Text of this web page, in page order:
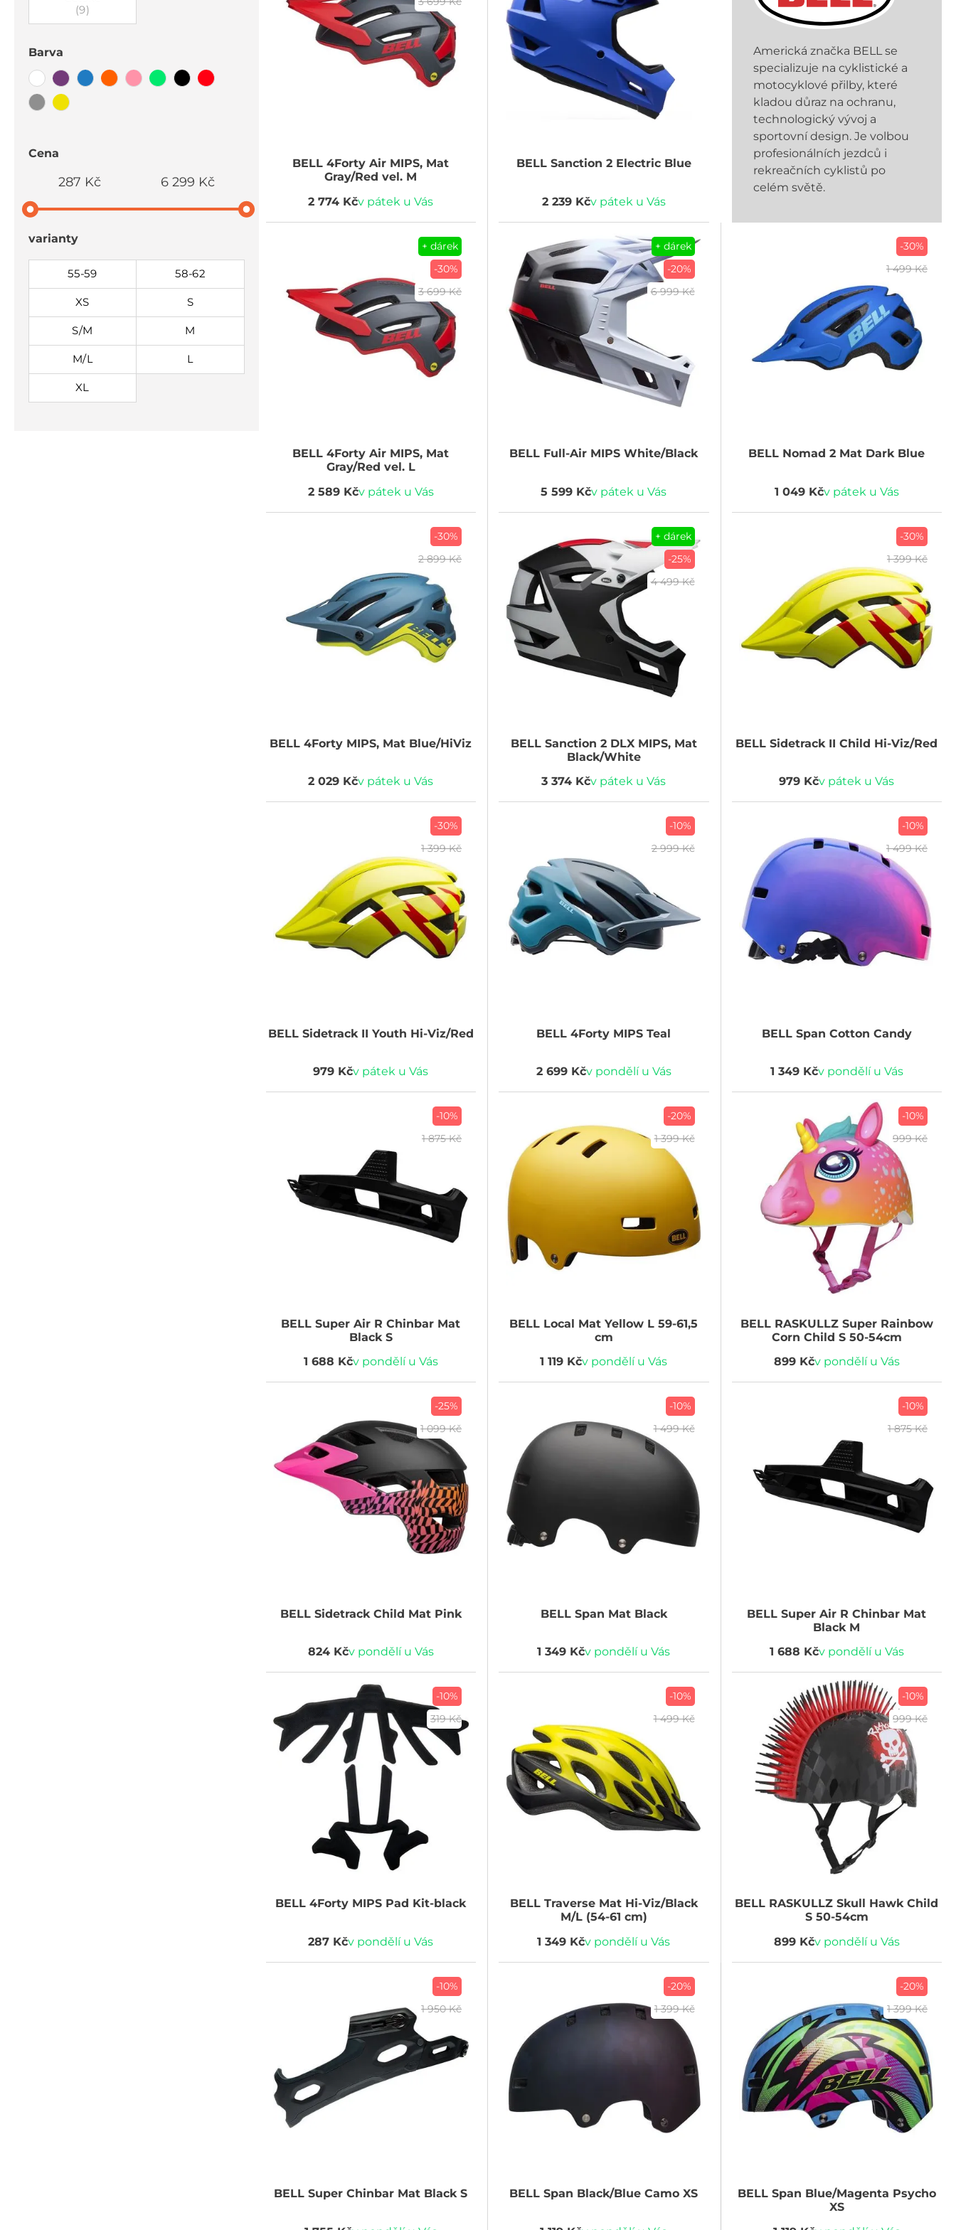
(9)
Barva
Cena
287 Kč 6 299 Kč
varianty
55-59 58-62
XS S
S/M M
M/L L
XL
BELL 4Forty Air MIPS, Mat
Gray/Red vel. M
2 774 Kčv pátek u Vás
BELLSanction 2 Electric Blue
2 239 Kčv pátek u Vás
Americká značka BELL se
specializuje na cyklistické a
motocyklové přilby, které
kladou důraz na ochranu,
technologický vývoj a
sportovní design. Je volbou
profesionálních jezdců i
rekreačních cyklistů po
celém světě.
+ dárek
-30%
3 699 Kč
BELL 4Forty Air MIPS, Mat
Gray/Red vel. L
2 589 Kčv pátek u Vás
+ dárek
-20%
6 999 Kč
BELL Full-Air MIPS White/Black
5 599 Kčv pátek u Vás
-30%
1 499 Kč
BELL Nomad 2 Mat Dark Blue
1 049 Kčv pátek u Vás
-30%
2 899 Kč
BELL 4Forty MIPS, Mat Blue/HiViz
2 029 Kčv pátek u Vás
+ dárek
-25%
4 499 Kč
BELLSanction 2 DLX MIPS, Mat
Black/White
3 374 Kčv pátek u Vás
-30%
1 399 Kč
BELL Sidetrack II Child Hi-Viz/Red
979 Kčv pátek u Vás
-30%
1 399 Kč
BELLSidetrack II Youth Hi-Viz/Red
979 Kčv pátek u Vás
-10%
2 999 Kč
BELL 4Forty MIPS Teal
2 699 Kčv pondělí u Vás
-10%
1 499 Kč
BELLSpan Cotton Candy
1 349 Kčv pondělí u Vás
-10%
1 875 Kč
BELL Super Air R Chinbar Mat
Black S
1 688 Kčv pondělí u Vás
-20%
1 399 Kč
BELL Local Mat Yellow L 59-61,5
cm
1 119 Kčv pondělí u Vás
-10%
999 Kč
BELLRASKULLZ Super Rainbow
Corn Child S 50-54cm
899 Kčv pondělí u Vás
-25%
1 099 Kč
BELLSidetrack Child Mat Pink
824 Kčv pondělí u Vás
-10%
1 499 Kč
BELLSpan Mat Black
1 349 Kčv pondělí u Vás
-10%
1 875 Kč
BELL Super Air R Chinbar Mat
Black M
1 688 Kčv pondělí u Vás
-10%
319 Kč
BELL 4Forty MIPS Pad Kit-black
287 Kčv pondělí u Vás
-10%
1 499 Kč
BELLTraverse Mat Hi-Viz/Black
M/L (54-61 cm)
1 349 Kčv pondělí u Vás
-10%
999 Kč
BELL RASKULLZ Skull Hawk Child
S 50-54cm
899 Kčv pondělí u Vás
-10%
1 950 Kč
BELL Super Chinbar Mat Black S
-20%
1 399 Kč
BELL Span Black/Blue Camo XS
-20%
1 399 Kč
BELLSpan Blue/Magenta Psycho
XS